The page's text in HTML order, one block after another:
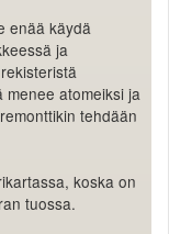
enää käydä
ja
atomeiksi ja
tehdään
koska on
tuossa.